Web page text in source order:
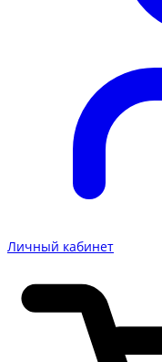
Личный кабинет